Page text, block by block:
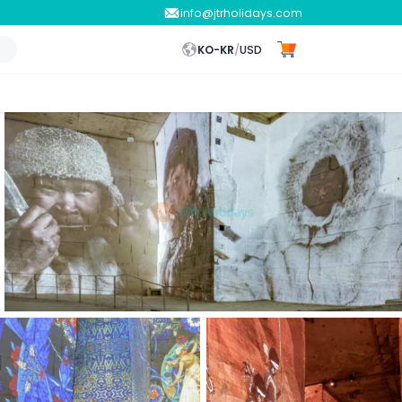
info@jtrholidays.com
KO-KR/USD